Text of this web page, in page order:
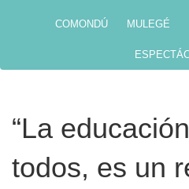
COMONDÚ MULEGÉ
“La
todos, es un